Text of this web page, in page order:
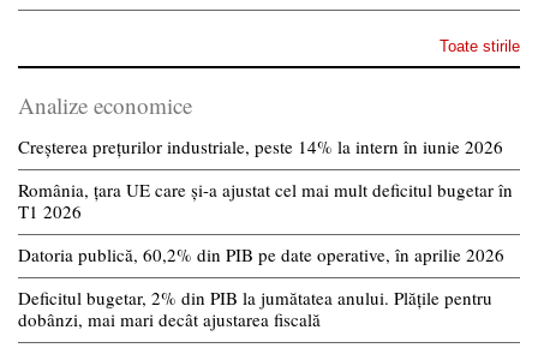
Toate stirile
Analize economice
Creșterea prețurilor industriale, peste 14% la intern în iunie 2026
România, țara UE care și-a ajustat cel mai mult deficitul bugetar în
T1 2026
Datoria publică, 60,2% din PIB pe date operative, în aprilie 2026
Deficitul bugetar, 2% din PIB la jumătatea anului. Plățile pentru
dobânzi, mai mari decât ajustarea fiscală